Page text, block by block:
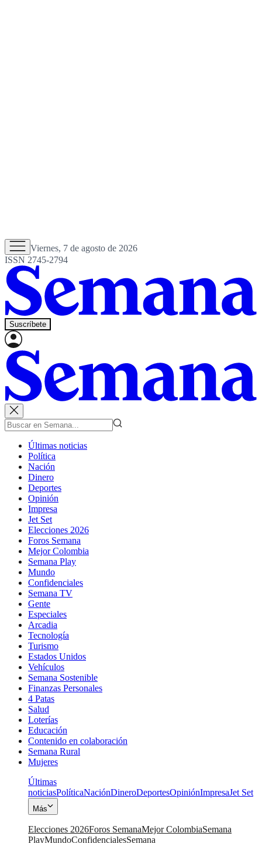
Viernes, 7 de agosto de 2026
ISSN 2745-2794
Suscríbete
Últimas noticias
Política
Nación
Dinero
Deportes
Opinión
Impresa
Jet Set
Elecciones 2026
Foros Semana
Mejor Colombia
Semana Play
Mundo
Confidenciales
Semana TV
Gente
Especiales
Arcadia
Tecnología
Turismo
Estados Unidos
Vehículos
Semana Sostenible
Finanzas Personales
4 Patas
Salud
Loterías
Educación
Contenido en colaboración
Semana Rural
Mujeres
Últimas
noticiasPolíticaNaciónDineroDeportesOpiniónImpresaJet Set
Más
Elecciones 2026Foros SemanaMejor ColombiaSemana
PlayMundoConfidencialesSemana